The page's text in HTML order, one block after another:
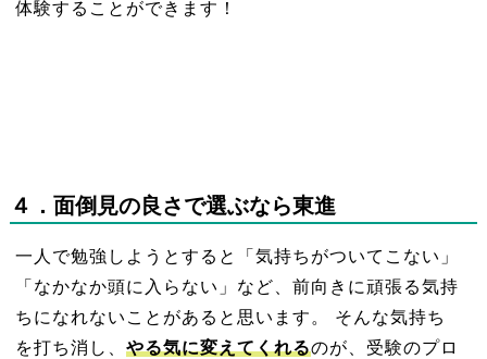
体験することができます！
４ ．面倒 見の良さで選ぶなら東進
一人で勉強しようとすると「気持ちがついてこない」
「なかなか頭に入らない」など、前向きに頑張る気持
ちになれないことがあると思います。 そんな気持ち
を打ち消し、 やる気に変えてくれるのが、受験のプロ